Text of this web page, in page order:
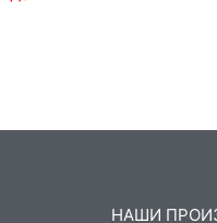
НАШИ